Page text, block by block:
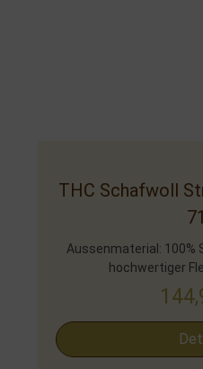
THC Schafwoll
Aussenmaterial: 100%
hochwertiger